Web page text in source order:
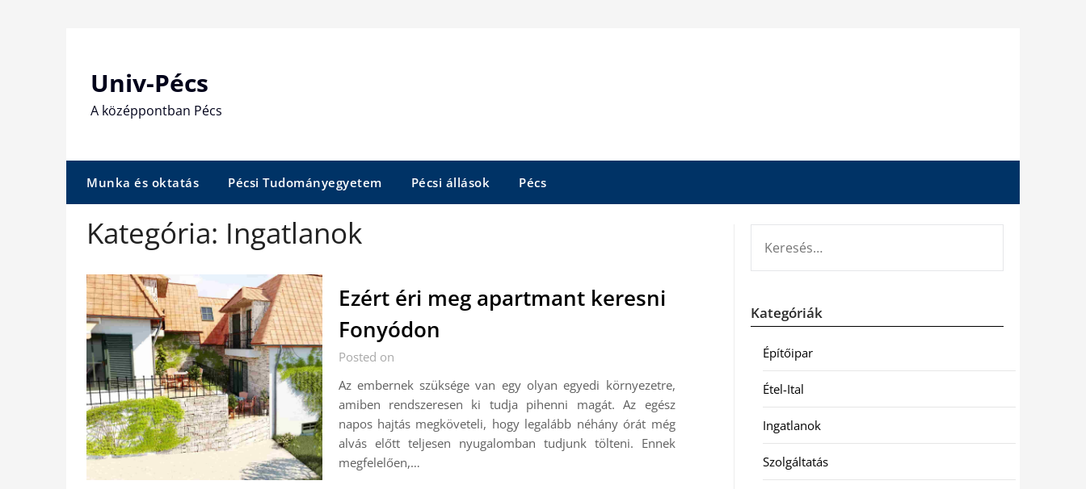
Univ-Pécs
A középpontban Pécs
Munka és oktatás Pécsi Tudományegyetem Pécsi állások Pécs
Kategória: Ingatlanok
Ezért éri meg apartmant keresni
Fonyódon
Posted on
Az embernek szüksége van egy olyan egyedi környezetre,
amiben rendszeresen ki tudja pihenni magát. Az egész
napos hajtás megköveteli, hogy legalább néhány órát még
alvás előtt teljesen nyugalomban tudjunk tölteni. Ennek
megfelelően,…
Kategóriák
Építőipar
Étel-Ital
Ingatlanok
Szolgáltatás